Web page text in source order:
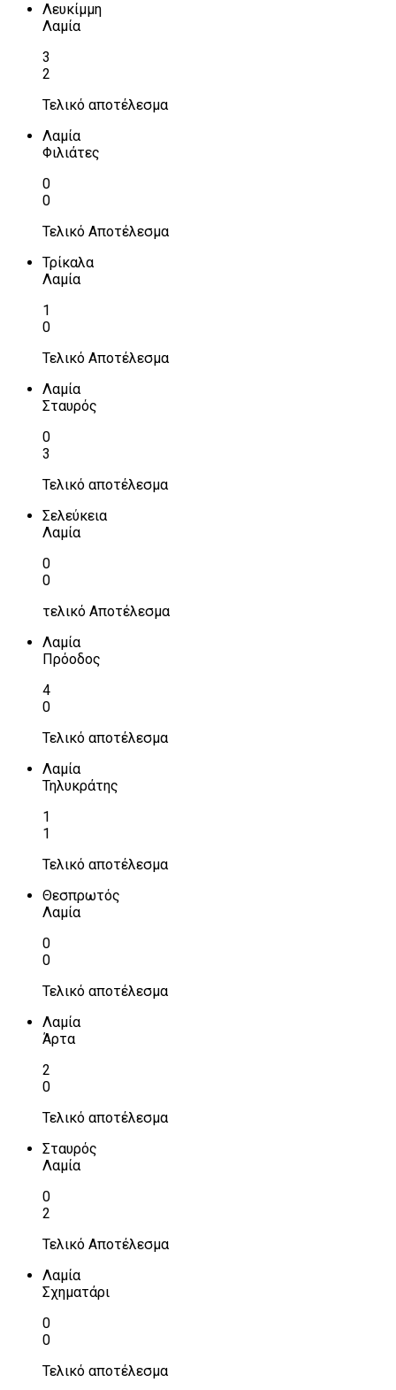
Λευκίμμη
Λαμία
3
2
Τελικό αποτέλεσμα
Λαμία
Φιλιάτες
0
0
Τελικό Αποτέλεσμα
Τρίκαλα
Λαμία
1
0
Τελικό Αποτέλεσμα
Λαμία
Σταυρός
0
3
Τελικό αποτέλεσμα
Σελεύκεια
Λαμία
0
0
τελικό Αποτέλεσμα
Λαμία
Πρόοδος
4
0
Τελικό αποτέλεσμα
Λαμία
Τηλυκράτης
1
1
Τελικό αποτέλεσμα
Θεσπρωτός
Λαμία
0
0
Τελικό αποτέλεσμα
Λαμία
Άρτα
2
0
Τελικό αποτέλεσμα
Σταυρός
Λαμία
0
2
Τελικό Αποτέλεσμα
Λαμία
Σχηματάρι
0
0
Τελικό αποτέλεσμα